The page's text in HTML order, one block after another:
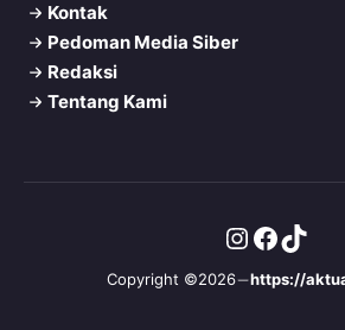
Kontak
Pedoman Media Siber
Redaksi
Tentang Kami
Copyright ©2026 https://
Instagram